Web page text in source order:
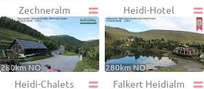
Zechneralm
280km NO
Heidi-Hotel
280km NO
Heidi-Chalets Falkert Heidialm